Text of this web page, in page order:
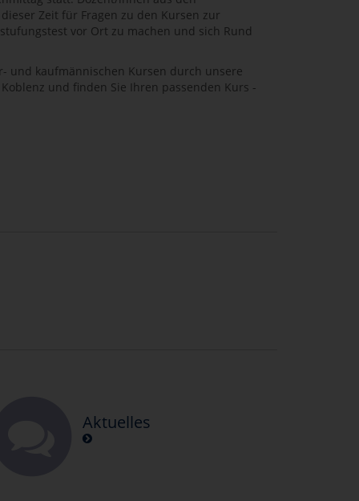
Zeit für Fragen zu den Kursen zur
vor Ort zu machen und sich Rund
und kaufmännischen Kursen durch unsere
und finden Sie Ihren passenden Kurs -
Aktuelles